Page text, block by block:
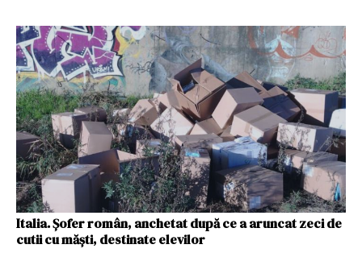
Italia. Șofer român, anchetat după ce a aruncat zeci de
cutii cu măști, destinate elevilor